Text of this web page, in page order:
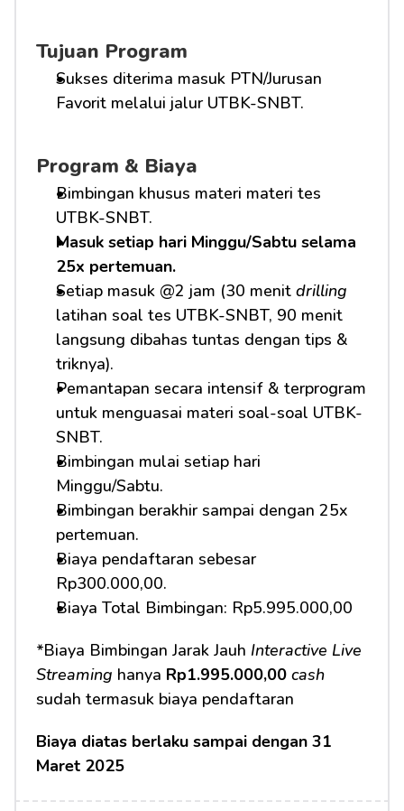
Tujuan Program
Sukses diterima masuk PTN/Jurusan
Favorit melalui jalur UTBK-SNBT.
Program & Biaya
Bimbingan khusus materi materi tes
UTBK-SNBT.
Masuk setiap hari Minggu/Sabtu selama
25x pertemuan.
Setiap masuk @2 jam (30 menit drilling
latihan soal tes UTBK-SNBT, 90 menit
langsung dibahas tuntas dengan tips &
triknya).
Pemantapan secara intensif & terprogram
untuk menguasai materi soal-soal UTBK-
SNBT.
Bimbingan mulai setiap hari
Minggu/Sabtu.
Bimbingan berakhir sampai dengan 25x
pertemuan.
Biaya pendaftaran sebesar
Rp300.000,00.
Biaya Total Bimbingan: Rp5.995.000,00
*Biaya Bimbingan Jarak Jauh Interactive Live
Streaming hanya Rp1.995.000,00 cash
sudah termasuk biaya pendaftaran
Biaya diatas berlaku sampai dengan 31
Maret 2025